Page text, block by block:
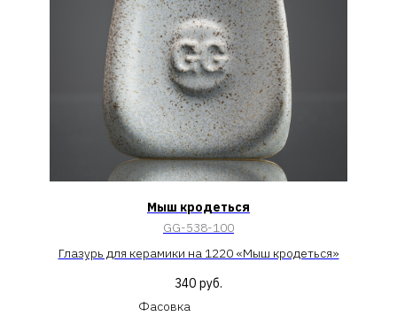
Мыш кродеться
GG-538-100
Глазурь для керамики на 1220 «Мыш кродеться»
340 руб.
Фасовка